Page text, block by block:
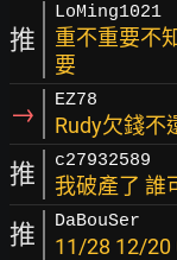
推
LoMing1021
重不重要不
要
→ EZ78
Rudy欠錢不
推 c27932589
我破產了 誰
推 DaBouSer
11/28 12/20